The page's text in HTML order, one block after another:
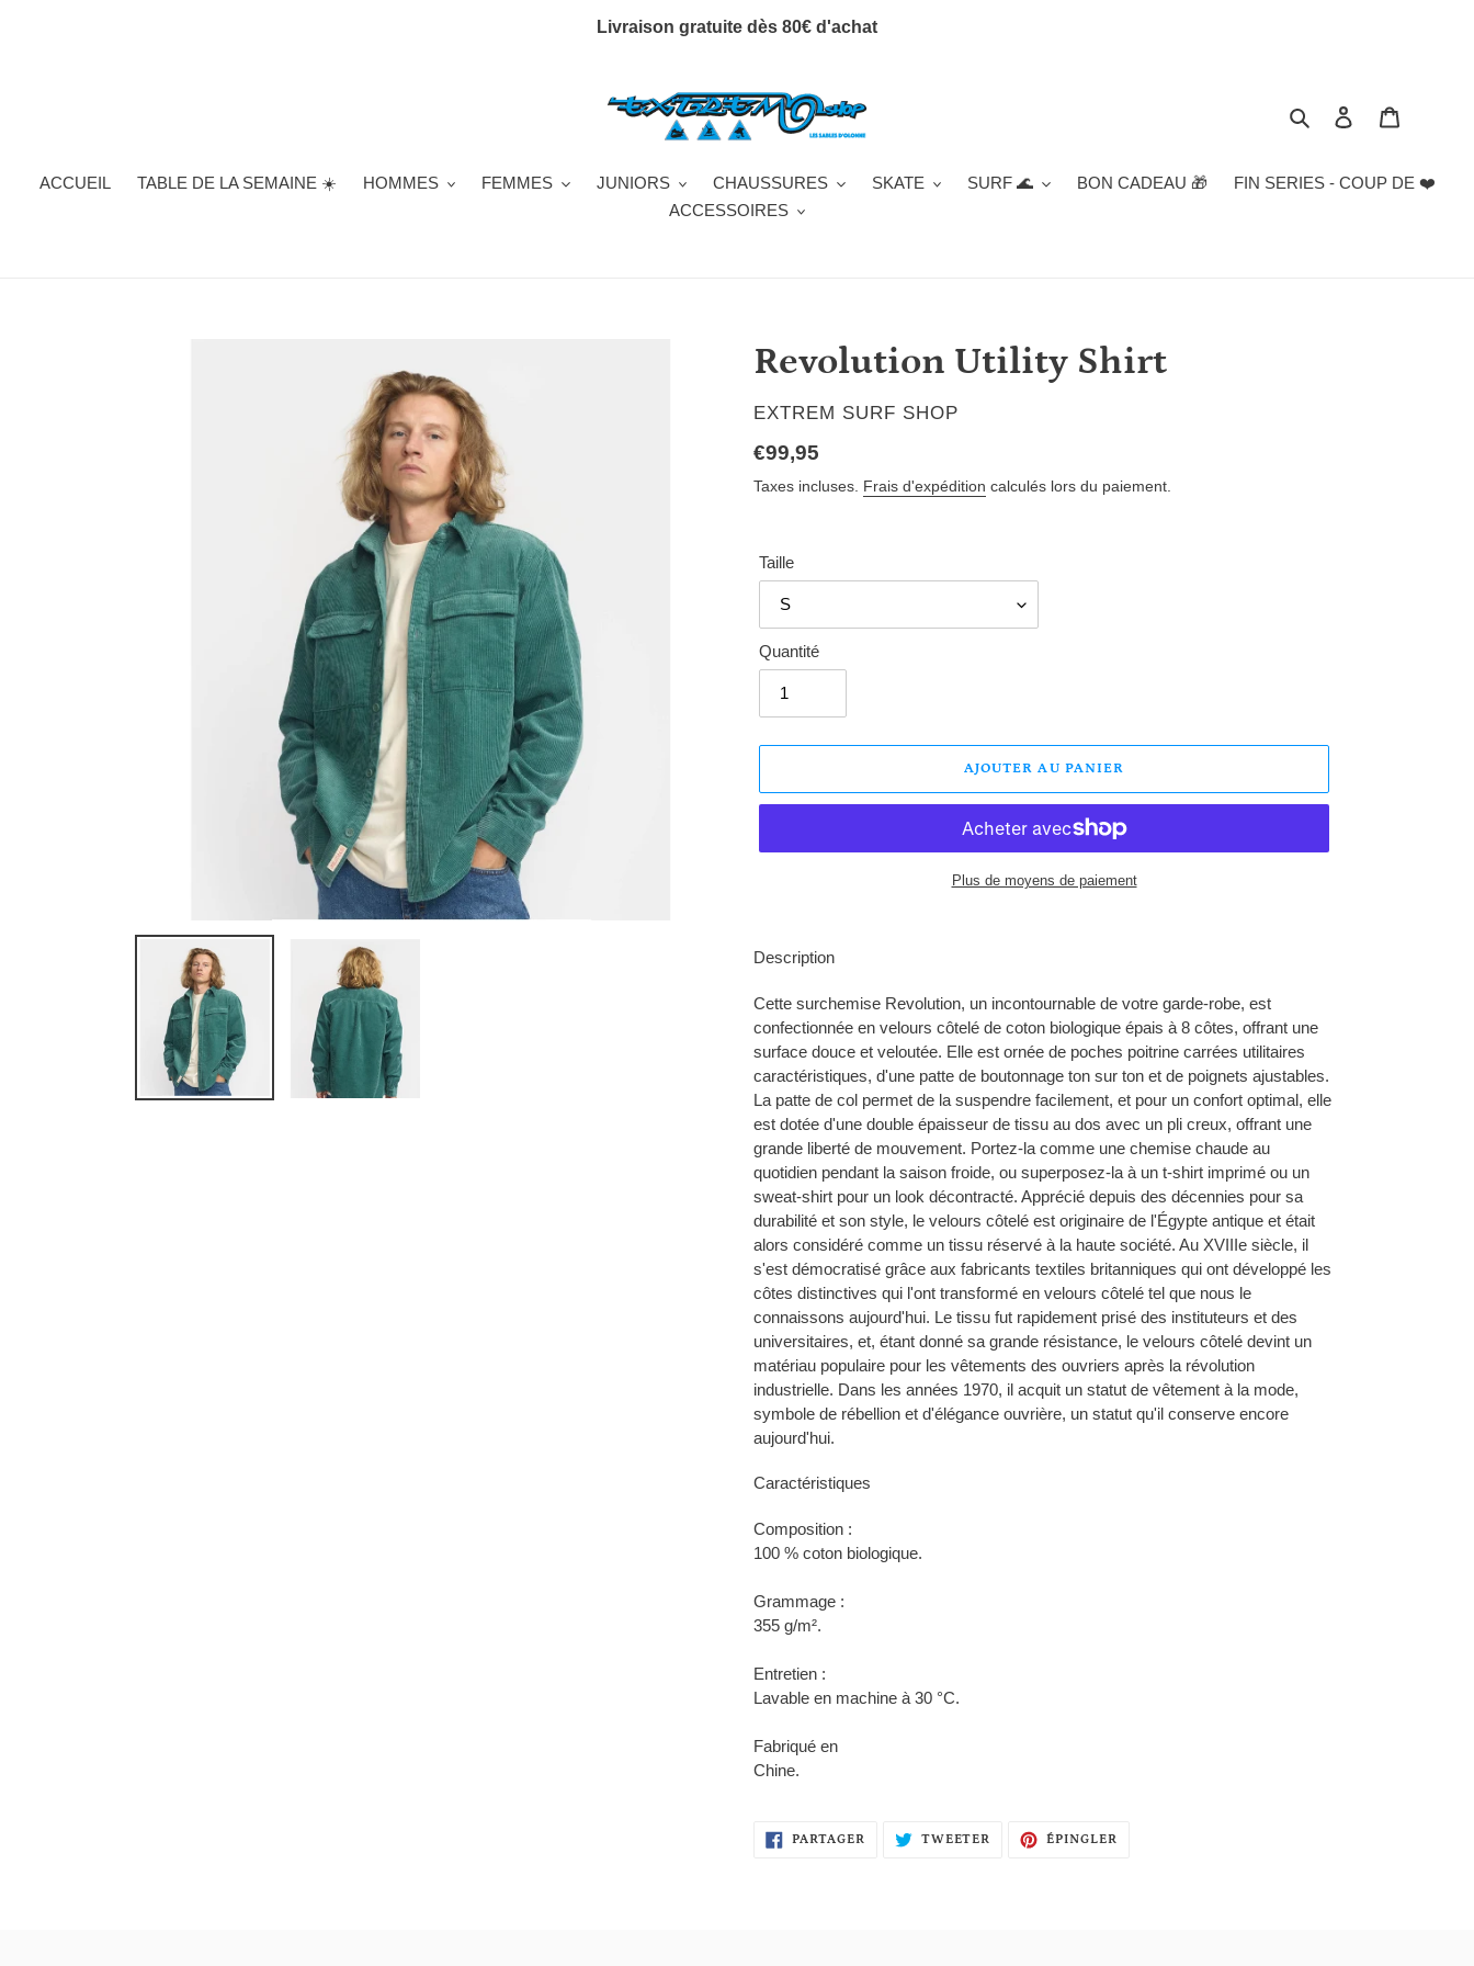
Livraison gratuite dès 80€ d'achat
RechercherSe connecter
ACCUEIL TABLE DE LA SEMAINE ☀️ HOMMES FEMMES JUNIORS CHAUSSURES SKATE SURF 🌊 BON CADEAU 🎁
FIN SERIES - COUP DE ❤️
ACCESSOIRES
Revolution Utility Shirt
DISTRIBUTEUR
EXTREM SURF SHOP
Prix
normal
€99,95
Taxes incluses. Frais d'expédition calculés lors du paiement.
Taille
Quantité
AJOUTER AU PANIER
Plus de moyens de paiement
d'un
à
votre
panier
Description
Cette surchemise Revolution, un incontournable de votre garde-robe, est
confectionnée en velours côtelé de coton biologique épais à 8 côtes, offrant une
surface douce et veloutée. Elle est ornée de poches poitrine carrées utilitaires
caractéristiques, d'une patte de boutonnage ton sur ton et de poignets ajustables.
La patte de col permet de la suspendre facilement, et pour un confort optimal, elle
est dotée d'une double épaisseur de tissu au dos avec un pli creux, offrant une
grande liberté de mouvement. Portez-la comme une chemise chaude au
quotidien pendant la saison froide, ou superposez-la à un t-shirt imprimé ou un
sweat-shirt pour un look décontracté. Apprécié depuis des décennies pour sa
durabilité et son style, le velours côtelé est originaire de l'Égypte antique et était
alors considéré comme un tissu réservé à la haute société. Au XVIIIe siècle, il
s'est démocratisé grâce aux fabricants textiles britanniques qui ont développé les
côtes distinctives qui l'ont transformé en velours côtelé tel que nous le
connaissons aujourd'hui. Le tissu fut rapidement prisé des instituteurs et des
universitaires, et, étant donné sa grande résistance, le velours côtelé devint un
matériau populaire pour les vêtements des ouvriers après la révolution
industrielle. Dans les années 1970, il acquit un statut de vêtement à la mode,
symbole de rébellion et d'élégance ouvrière, un statut qu'il conserve encore
aujourd'hui.
Caractéristiques
Composition :
100 % coton biologique.
Grammage :
355 g/m².
Entretien :
Lavable en machine à 30 °C.
Fabriqué en
Chine.
PARTAGER PARTAGERTWEETER TWEETERÉPINGLER